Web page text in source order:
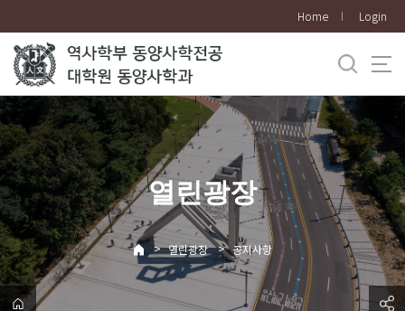
로
메
뉴
Home Login
열린광장
> 열린광장 > 공지사항